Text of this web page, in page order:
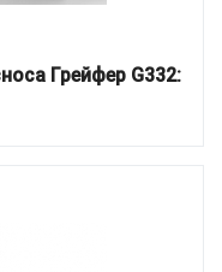
Грейфер G332: